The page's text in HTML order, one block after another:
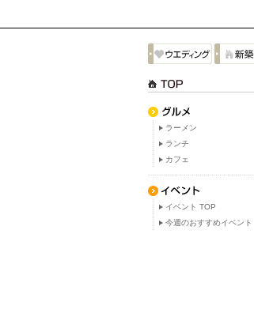
ラーメン
ランチ
カフェ
イベント TOP
今週のおすすめイベント